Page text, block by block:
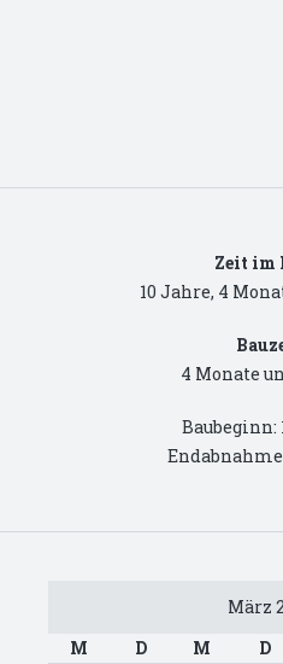
Zeit im
10 Jahre, 4
4 Monate
Baubeginn:
März
M
D M D